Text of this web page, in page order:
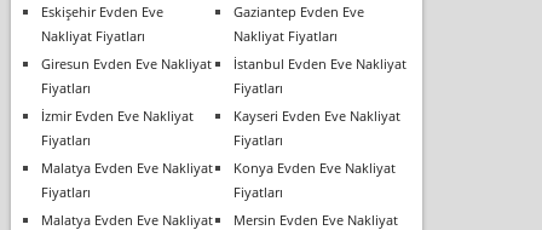
Eskişehir Evden Eve
Nakliyat Fiyatları
Gaziantep Evden Eve
Nakliyat Fiyatları
Giresun Evden Eve Nakliyat
Fiyatları
İstanbul Evden Eve Nakliyat
Fiyatları
İzmir Evden Eve Nakliyat
Fiyatları
Kayseri Evden Eve Nakliyat
Fiyatları
Malatya Evden Eve Nakliyat
Fiyatları
Konya Evden Eve Nakliyat
Fiyatları
Malatya Evden Eve Nakliyat
Mersin Evden Eve Nakliyat